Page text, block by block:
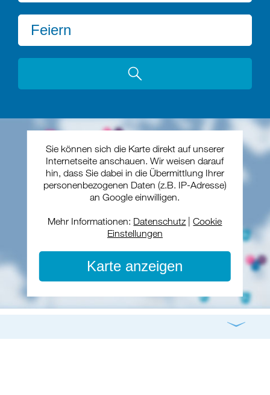
Sie können sich die Karte direkt auf unserer
Internetseite anschauen. Wir weisen darauf
hin, dass Sie dabei in die Übermittlung Ihrer
personenbezogenen Daten (z.B. IP-Adresse)
an Google einwilligen.
Mehr Informationen: Datenschutz |Cookie
Einstellungen
Karte anzeigen